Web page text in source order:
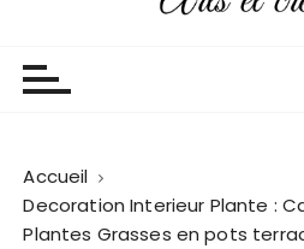
Accueil
Decoration Interieur Plante :
Plantes Grasses en pots